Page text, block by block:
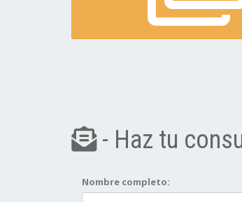
- Haz tu
Nombre completo: